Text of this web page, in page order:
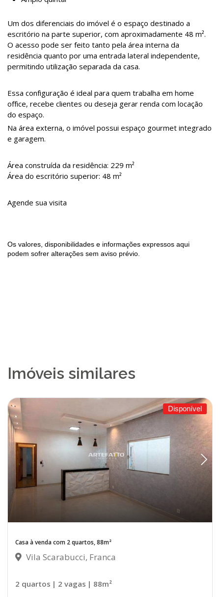
Um dos diferenciais do imóvel é o espaço destinado a
escritório na parte superior, com aproximadamente 48 m².
O acesso pode ser feito tanto pela área interna da
residência quanto por uma entrada lateral independente,
permitindo utilização separada da casa.
Essa configuração é ideal para quem trabalha em home
office, recebe clientes ou deseja gerar renda com locação
do espaço.
Na área externa, o imóvel possui espaço gourmet integrado
e garagem.
Área construída da residência: 229 m²
Área do escritório superior: 48 m²
Agende sua visita
Os valores, disponibilidades e informações expressos aqui
podem sofrer alterações sem aviso prévio.
Imóveis similares
Disponível
Casa à venda com 2 quartos, 88m²
Vila Scarabucci, Franca
2 quartos | 2 vagas | 88m²